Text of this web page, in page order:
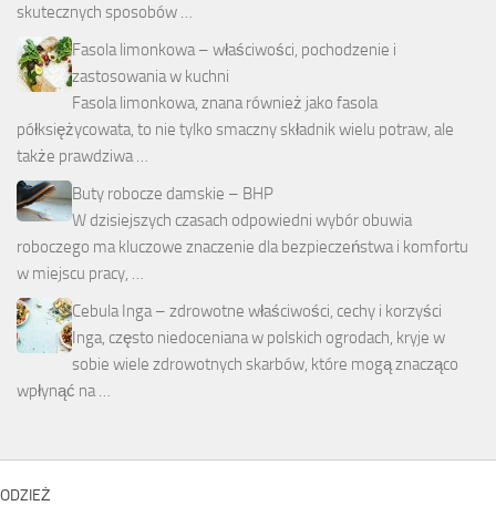
skutecznych sposobów …
Fasola limonkowa – właściwości, pochodzenie i
zastosowania w kuchni
Fasola limonkowa, znana również jako fasola
półksiężycowata, to nie tylko smaczny składnik wielu potraw, ale
także prawdziwa …
Buty robocze damskie – BHP
W dzisiejszych czasach odpowiedni wybór obuwia
roboczego ma kluczowe znaczenie dla bezpieczeństwa i komfortu
w miejscu pracy, …
Cebula Inga – zdrowotne właściwości, cechy i korzyści
Inga, często niedoceniana w polskich ogrodach, kryje w
sobie wiele zdrowotnych skarbów, które mogą znacząco
wpłynąć na …
ODZIEŻ